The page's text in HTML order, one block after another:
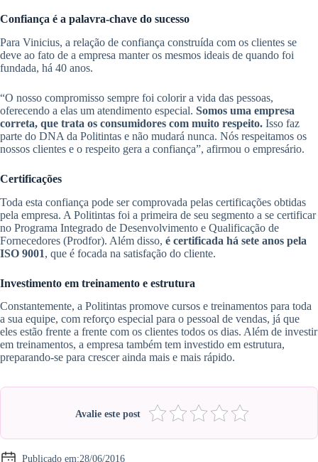
Confiança é a palavra-chave do sucesso
Para Vinicius, a relação de confiança construída com os clientes se
deve ao fato de a empresa manter os mesmos ideais de quando foi
fundada, há 40 anos.
“O nosso compromisso sempre foi colorir a vida das pessoas,
oferecendo a elas um atendimento especial. Somos uma empresa
correta, que trata os consumidores com muito respeito. Isso faz
parte do DNA da Politintas e não mudará nunca. Nós respeitamos os
nossos clientes e o respeito gera a confiança”, afirmou o empresário.
Certificações
Toda esta confiança pode ser comprovada pelas certificações obtidas
pela empresa. A Politintas foi a primeira de seu segmento a se certificar
no Programa Integrado de Desenvolvimento e Qualificação de
Fornecedores (Prodfor). Além disso, é certificada há sete anos pela
ISO 9001, que é focada na satisfação do cliente.
Investimento em treinamento e estrutura
Constantemente, a Politintas promove cursos e treinamentos para toda
a sua equipe, com reforço especial para o pessoal de vendas, já que
eles estão frente a frente com os clientes todos os dias. Além de investir
em treinamentos, a empresa também tem investido em estrutura,
preparando-se para crescer ainda mais e mais rápido.
Avalie este post
Publicado em:28/06/2016